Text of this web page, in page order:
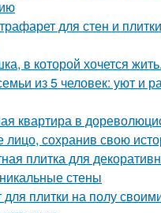
для стен и
в которой хочется жить.
из 5 человек: уют и
квартира в
лицо, сохранив свою
плитка для
стены
плитки на полу